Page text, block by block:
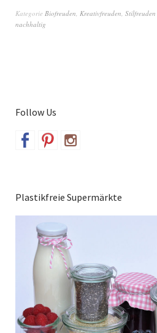
Kategorie Biofreuden Kreativfreuden Stilfreuden
nachhaltig
Follow Us
Plastikfreie Supermärkte